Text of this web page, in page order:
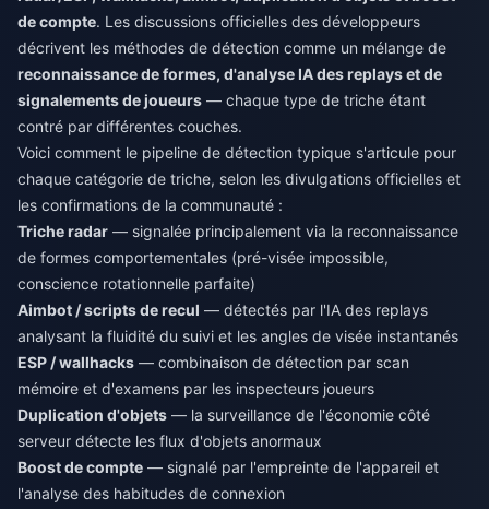
de compte. Les discussions officielles des développeurs
décrivent les méthodes de détection comme un mélange de
reconnaissance de formes, d'analyse IA des replays et de
signalements de joueurs — chaque type de triche étant
contré par différentes couches.
Voici comment le pipeline de détection typique s'articule pour
chaque catégorie de triche, selon les divulgations officielles et
les confirmations de la communauté :
Triche radar — signalée principalement via la reconnaissance
de formes comportementales (pré-visée impossible,
conscience rotationnelle parfaite)
Aimbot / scripts de recul — détectés par l'IA des replays
analysant la fluidité du suivi et les angles de visée instantanés
ESP / wallhacks — combinaison de détection par scan
mémoire et d'examens par les inspecteurs joueurs
Duplication d'objets — la surveillance de l'économie côté
serveur détecte les flux d'objets anormaux
Boost de compte — signalé par l'empreinte de l'appareil et
l'analyse des habitudes de connexion